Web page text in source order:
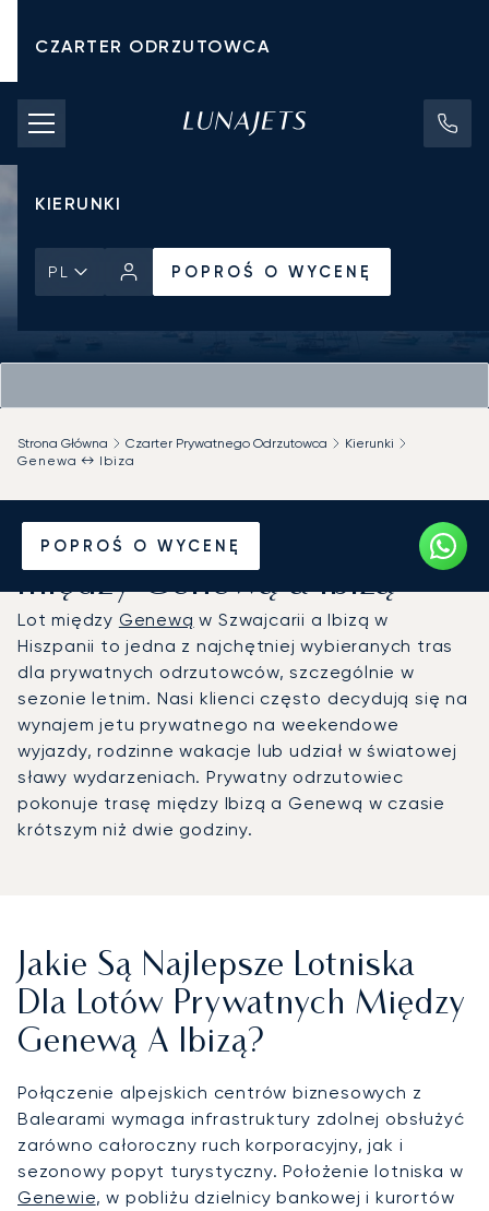
CZARTER ODRZUTOWCA
KOSZTY CZARTERU
PRYWATNE ODRZUTOWCE
KIERUNKI
PL POPROŚ O WYCENĘ
POPROŚ O WYCENĘ
Strona Główna Czarter Prywatnego Odrzutowca
Kierunki
Genewa ↔ Ibiza
Wynajmij jet prywatny
między Genewą a Ibizą
Lot między Genewą w Szwajcarii a Ibizą w
Hiszpanii to jedna z najchętniej wybieranych tras
dla prywatnych odrzutowców, szczególnie w
sezonie letnim. Nasi klienci często decydują się na
wynajem jetu prywatnego na weekendowe
wyjazdy, rodzinne wakacje lub udział w światowej
sławy wydarzeniach. Prywatny odrzutowiec
pokonuje trasę między Ibizą a Genewą w czasie
krótszym niż dwie godziny.
Jakie Są Najlepsze Lotniska
Dla Lotów Prywatnych Między
Genewą A Ibizą?
Połączenie alpejskich centrów biznesowych z
Balearami wymaga infrastruktury zdolnej obsłużyć
zarówno całoroczny ruch korporacyjny, jak i
sezonowy popyt turystyczny. Położenie lotniska w
Genewie, w pobliżu dzielnicy bankowej i kurortów